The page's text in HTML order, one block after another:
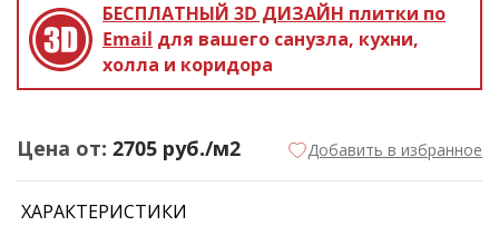
БЕСПЛАТНЫЙ 3D ДИЗАЙН плитки по
Email для вашего санузла, кухни,
холла и коридора
Цена от: 2705 руб./м2 Добавить в избранное
ХАРАКТЕРИСТИКИ